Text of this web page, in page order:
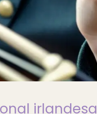
irlandesa